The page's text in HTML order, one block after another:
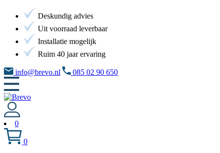
Deskundig advies
Uit voorraad leverbaar
Installatie mogelijk
Ruim 40 jaar ervaring
info@brevo.nl 085 02 90 650
0
0